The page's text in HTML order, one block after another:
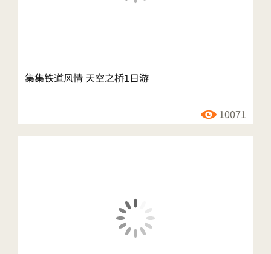
集集铁道风情 天空之桥1日游
10071